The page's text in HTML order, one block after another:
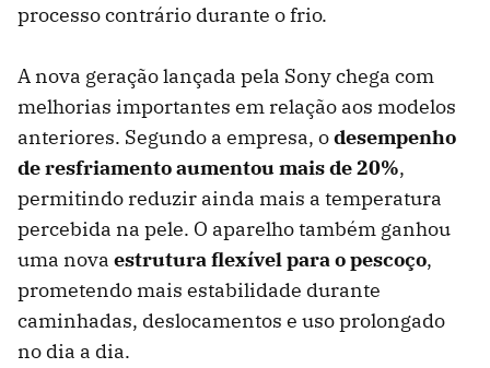
processo contrário durante o frio.
A nova geração lançada pela Sony chega com
melhorias importantes em relação aos modelos
anteriores. Segundo a empresa, odesempenho
de resfriamento aumentou mais de 20%,
permitindo reduzir ainda mais a temperatura
percebida na pele. O aparelho também ganhou
uma nova estrutura flexível para o pescoço,
prometendo mais estabilidade durante
caminhadas, deslocamentos e uso prolongado
no dia a dia.